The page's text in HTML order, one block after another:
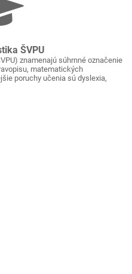
ŠVPU
znamenajú súhrnné označenie
matematických
poruchy učenia sú dyslexia,